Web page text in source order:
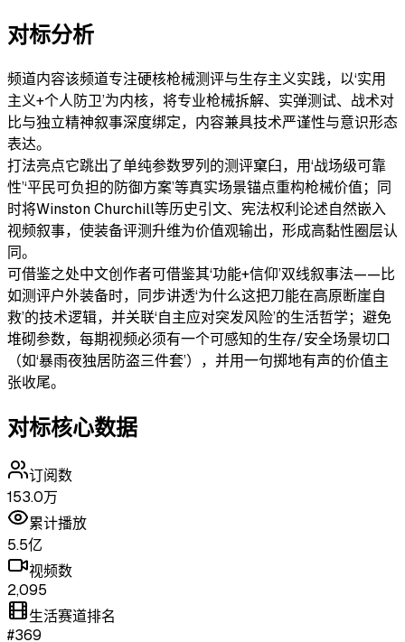
对标分析
频道内容该频道专注硬核枪械测评与生存主义实践，以‘实用
主义+个人防卫’为内核，将专业枪械拆解、实弹测试、战术对
比与独立精神叙事深度绑定，内容兼具技术严谨性与意识形态
表达。
打法亮点它跳出了单纯参数罗列的测评窠臼，用‘战场级可靠
性’‘平民可负担的防御方案’等真实场景锚点重构枪械价值；同
时将Winston Churchill等历史引文、宪法权利论述自然嵌入
视频叙事，使装备评测升维为价值观输出，形成高黏性圈层认
同。
可借鉴之处中文创作者可借鉴其‘功能+信仰’双线叙事法——比
如测评户外装备时，同步讲透‘为什么这把刀能在高原断崖自
救’的技术逻辑，并关联‘自主应对突发风险’的生活哲学；避免
堆砌参数，每期视频必须有一个可感知的生存/安全场景切口
（如‘暴雨夜独居防盗三件套’），并用一句掷地有声的价值主
张收尾。
对标核心数据
订阅数
153.0万
累计播放
5.5亿
视频数
2,095
生活赛道排名
#369